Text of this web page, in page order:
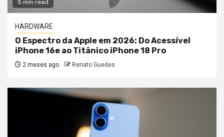
5 min read
HARDWARE
O Espectro da Apple em 2026: Do Acessível
iPhone 16e ao Titânico iPhone 18 Pro
2 meses ago Renato Guedes